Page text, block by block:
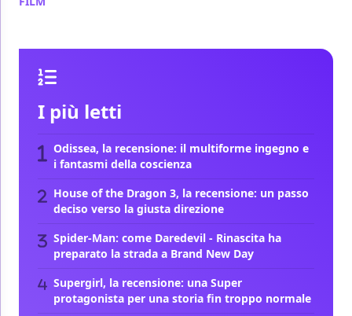
I più letti
Odissea, la recensione: il multiforme ingegno e
i fantasmi della coscienza
House of the Dragon 3, la recensione: un passo
deciso verso la giusta direzione
Spider-Man: come Daredevil - Rinascita ha
preparato la strada a Brand New Day
Supergirl, la recensione: una Super
protagonista per una storia fin troppo normale